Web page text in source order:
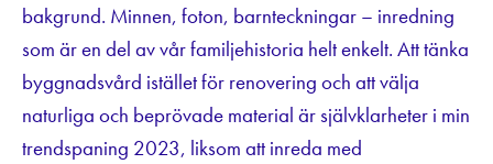
bakgrund. Minnen, foton, barnteckningar – inredning
som är en del av vår familjehistoria helt enkelt. Att tänka
byggnadsvård istället för renovering och att välja
naturliga och beprövade material är självklarheter i min
trendspaning 2023, liksom att inreda med